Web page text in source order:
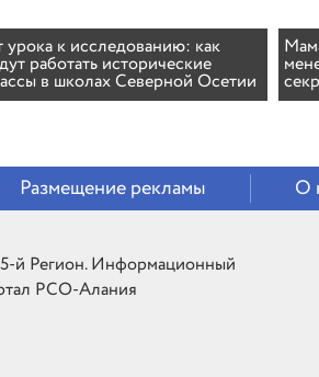
урока к исследованию: как
работать исторические
в школах Северной Осетии
Размещение рекламы О